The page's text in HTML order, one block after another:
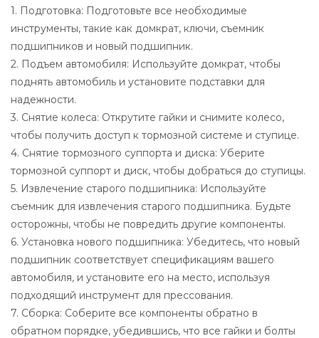
1. Подготовка: Подготовьте все необходимые
инструменты, такие как домкрат, ключи, съемник
подшипников и новый подшипник.
2. Подъем автомобиля: Используйте домкрат, чтобы
поднять автомобиль и установите подставки для
надежности.
3. Снятие колеса: Открутите гайки и снимите колесо,
чтобы получить доступ к тормозной системе и ступице.
4. Снятие тормозного суппорта и диска: Уберите
тормозной суппорт и диск, чтобы добраться до ступицы.
5. Извлечение старого подшипника: Используйте
съемник для извлечения старого подшипника. Будьте
осторожны, чтобы не повредить другие компоненты.
6. Установка нового подшипника: Убедитесь, что новый
подшипник соответствует спецификациям вашего
автомобиля, и установите его на место, используя
подходящий инструмент для прессования.
7. Сборка: Соберите все компоненты обратно в
обратном порядке, убедившись, что все гайки и болты